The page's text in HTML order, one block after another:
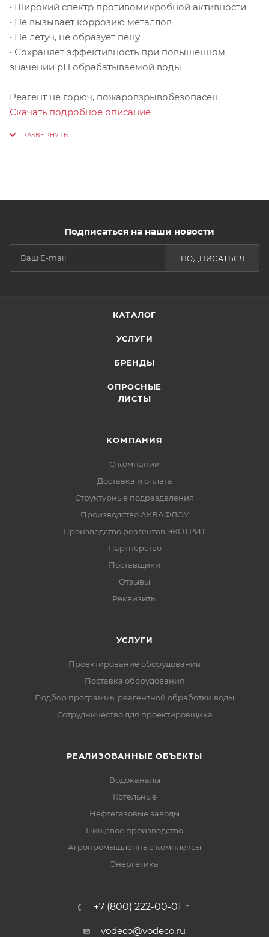
• Широкий спектр противомикробной активности
• Не вызывает коррозию металлов
• Не летуч, не образует пену
• Сохраняет эффективность при повышенном
значении рН обрабатываемой воды
Реагент не горюч, пожаровзрывобезопасен.
Скачать подробное описание
Подписаться на наши новости
ПОДПИСАТЬСЯ
КАТАЛОГ
УСЛУГИ
БРЕНДЫ
ОПРОСНЫЕ
ЛИСТЫ
КОМПАНИЯ
О компании
Доставка и оплата
Структурные подразделения
Производство АКВАФЛОУ
Производство реагентов ЭКОТРИТ
Партнерство
Поставщики
Отзывы
Реквизиты
УСЛУГИ
Проектирование оборудования
Поставка оборудования
Подбор программы реагентной обработки воды
Сотрудничество для проектировщика
РЕАЛИЗОВАННЫЕ ОБЪЕКТЫ
Водоканалы
Котельные
Нефтегазовые заводы
Пищевое производство
Агропромышленные комплексы
Энергетика
+7 (800) 222-00-01
vodeco@vodeco.ru